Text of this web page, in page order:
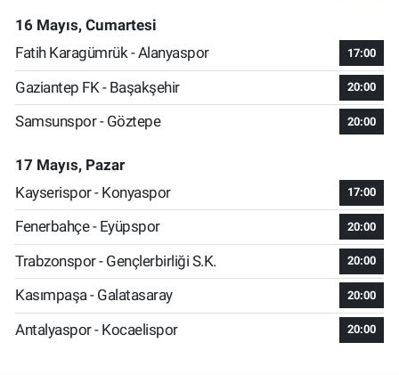
16 Mayıs, Cumartesi
Fatih Karagümrük - Alanyaspor
17:00
Gaziantep FK - Başakşehir 20:00
Samsunspor - Göztepe 20:00
17 Mayıs, Pazar
Kayserispor - Konyaspor
17:00
Fenerbahçe - Eyüpspor 20:00
Trabzonspor - Gençlerbirliği S.K. 20:00
Kasımpaşa - Galatasaray 20:00
Antalyaspor - Kocaelispor 20:00